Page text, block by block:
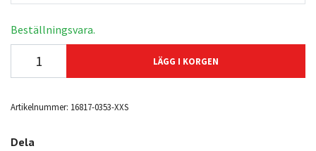
Beställningsvara.
LÄGG I KORGEN
Artikelnummer: 16817-0353-XXS
Dela